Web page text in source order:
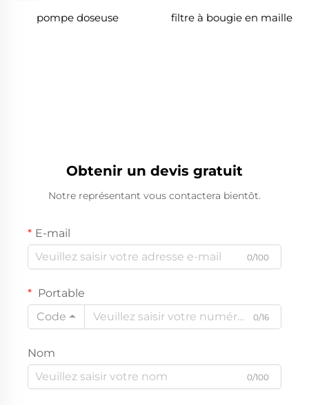
pompe doseuse filtre à bougie en maille
Obtenir un devis gratuit
Notre représentant vous contactera bientôt.
E-mail
0/100
Portable
Code
0/16
Nom
0/100